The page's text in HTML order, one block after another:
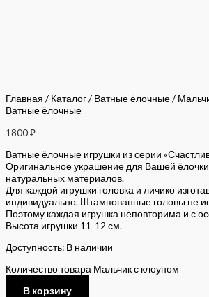
Главная / Каталог/ Ватные ёлочные/
Ватные ёлочные
1800₽
Ватные ёлочные игрушки из серии
Оригинальное украшение для Вашей
натуральных материалов.
Для каждой игрушки головка и личико
индивидуально. Штампованные головы не
Поэтому каждая игрушка неповторима и с
Высота игрушки 11-12 см.
Доступность: В наличии
Количество товара Мальчик с клоуном
В корзину